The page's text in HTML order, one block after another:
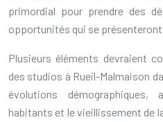
primordial pour prendre des
opportunités qui se présenteront.
Plusieurs éléments devraient
des studios à Rueil-Malmaison
évolutions démographiques,
habitants et le vieillissement de